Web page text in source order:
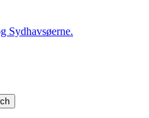
Sydhavsøerne.